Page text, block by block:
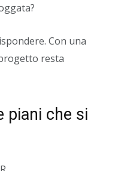
Con una
resta
piani che si